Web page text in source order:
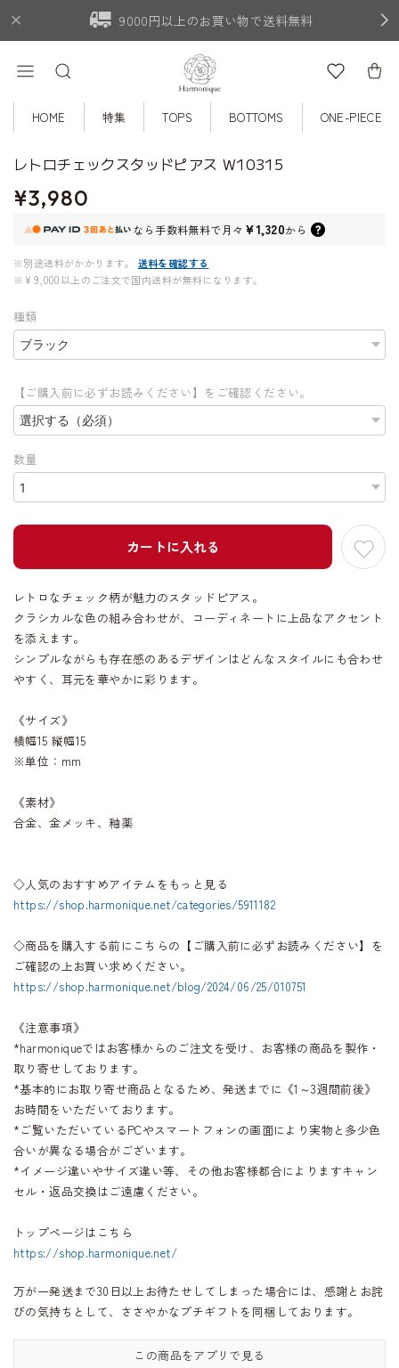
9000円以上のお買い物で送料無料
HOME 特集 TOPS BOTTOMS ONE-PIECE
レトロチェックスタッドピアス W10315
¥3,980
なら 手数料無料で月々 ¥1,320から
※別途送料がかかります。
送料を確認する
※¥9,000以上のご注文で国内送料が無料になります。
種類
【ご購入前に必ずお読みください】をご確認ください。
数量
カートに入れる
レトロなチェック柄が魅力のスタッドピアス。
クラシカルな色の組み合わせが、コーディネートに上品なアクセント
を添えます。
シンプルながらも存在感のあるデザインはどんなスタイルにも合わせ
やすく、耳元を華やかに彩ります。
《サイズ》
横幅15 縦幅15
※単位：mm
《素材》
合金、金メッキ、釉薬
◇人気のおすすめアイテムをもっと見る
https://shop.harmonique.net/categories/5911182
◇商品を購入する前にこちらの【ご購入前に必ずお読みください】を
ご確認の上お買い求めください。
https://shop.harmonique.net/blog/2024/06/25/010751
《注意事項》
*harmoniqueではお客様からのご注文を受け、お客様の商品を製作・
取り寄せしております。
*基本的にお取り寄せ商品となるため、発送までに《1～3週間前後》
お時間をいただいております。
*ご覧いただいているPCやスマートフォンの画面により実物と多少色
合いが異なる場合がございます。
*イメージ違いやサイズ違い等、その他お客様都合によりますキャン
セル・返品交換はご遠慮ください。
トップページはこちら
https://shop.harmonique.net/
万が一発送まで30日以上お待たせしてしまった場合には、感謝とお詫
びの気持ちとして、ささやかなプチギフトを同梱しております。
この商品をアプリで見る